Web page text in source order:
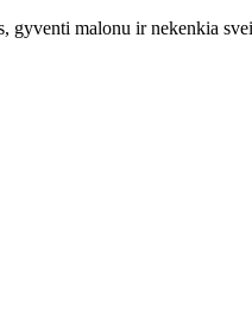
gyventi malonu ir nekenkia